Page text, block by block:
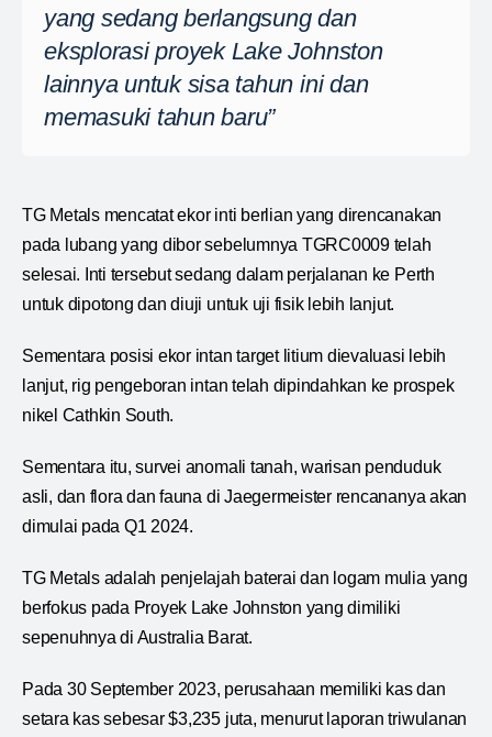
yang sedang berlangsung dan
eksplorasi proyek Lake Johnston
lainnya untuk sisa tahun ini dan
memasuki tahun baru”
TG Metals mencatat ekor inti berlian yang direncanakan
pada lubang yang dibor sebelumnya TGRC0009 telah
selesai. Inti tersebut sedang dalam perjalanan ke Perth
untuk dipotong dan diuji untuk uji fisik lebih lanjut.
Sementara posisi ekor intan target litium dievaluasi lebih
lanjut, rig pengeboran intan telah dipindahkan ke prospek
nikel Cathkin South.
Sementara itu, survei anomali tanah, warisan penduduk
asli, dan flora dan fauna di Jaegermeister rencananya akan
dimulai pada Q1 2024.
TG Metals adalah penjelajah baterai dan logam mulia yang
berfokus pada Proyek Lake Johnston yang dimiliki
sepenuhnya di Australia Barat.
Pada 30 September 2023, perusahaan memiliki kas dan
setara kas sebesar $3,235 juta, menurut laporan triwulanan